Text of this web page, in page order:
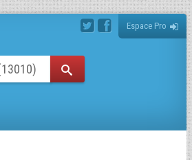
Espace Pro